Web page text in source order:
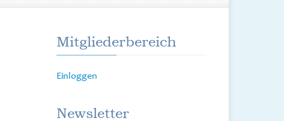
Mitgliederbereich
Einloggen
Newsletter